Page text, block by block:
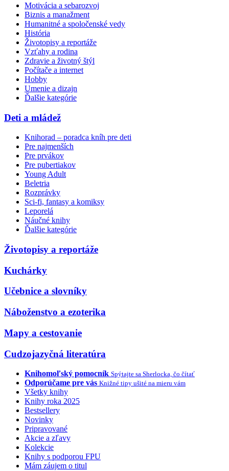
Motivácia a sebarozvoj
Biznis a manažment
Humanitné a spoločenské vedy
História
Životopisy a reportáže
Vzťahy a rodina
Zdravie a životný štýl
Počítače a internet
Hobby
Umenie a dizajn
Ďalšie kategórie
Deti a mládež
Knihorad – poradca kníh pre deti
Pre najmenších
Pre prvákov
Pre pubertiakov
Young Adult
Beletria
Rozprávky
Sci-fi, fantasy a komiksy
Leporelá
Náučné knihy
Ďalšie kategórie
Životopisy a reportáže
Kuchárky
Učebnice a slovníky
Náboženstvo a ezoterika
Mapy a cestovanie
Cudzojazyčná literatúra
Knihomoľský pomocník Spýtajte sa Sherlocka, čo čítať
Odporúčame pre vás Knižné tipy ušité na mieru vám
Všetky knihy
Knihy roka 2025
Bestsellery
Novinky
Pripravované
Akcie a zľavy
Kolekcie
Knihy s podporou FPU
Mám záujem o titul